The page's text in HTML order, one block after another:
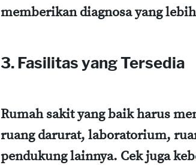
memberikan diagnosa yang
3. Fasilitas yang Tersedia
Rumah sakit yang baik harus
ruang darurat, laboratorium,
pendukung lainnya. Cek juga